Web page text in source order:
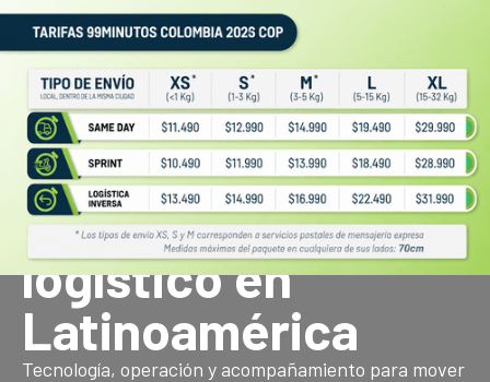
Logística para Latinoamérica
Tu cómplice
logístico en
Latinoamérica
Tecnología, operación y acompañamiento para mover